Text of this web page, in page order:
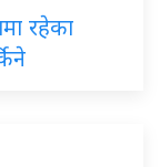
रहेका